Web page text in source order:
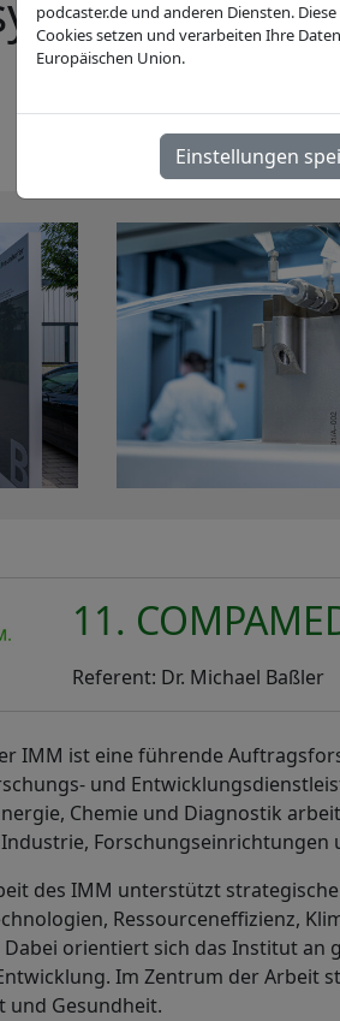
IMM
11.
Referent: Dr. Michael Baßler
IMM ist eine führende
und
Chemie und Diagnostik
Forschungseinrichtungen
des IMM unterstützt
Ressourceneffizienz,
orientiert sich das Institut an
Im Zentrum der Arbeit
und Gesundheit.
podcaster.de und anderen Diensten.
Cookies setzen und verarbeiten Ihre
Europäischen Union.
Einstellungen